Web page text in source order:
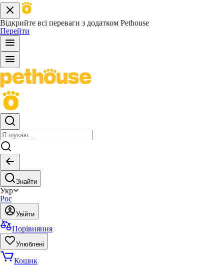
Відкрийте всі переваги з додатком Pethouse
Перейти
Знайти
Укр
Рос
Увійти
Порівняння
Улюблені
Кошик